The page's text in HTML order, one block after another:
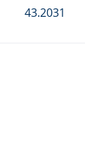
43.2031